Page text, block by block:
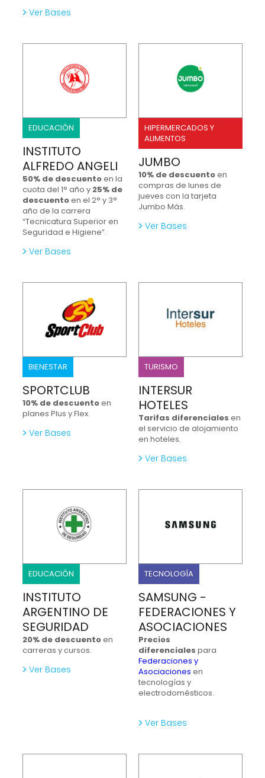
Ver Bases
EDUCACIÓN
INSTITUTO
ALFREDO ANGELI
50% de descuentoen la
cuota del 1° año y 25% de
descuentoen el 2° y 3°
año de la carrera
“Tecnicatura Superior en
Seguridad e Higiene”.
Ver Bases
HIPERMERCADOS Y
ALIMENTOS
JUMBO
10% de descuentoen
compras de lunes de
jueves con la tarjeta
Jumbo Más.
Ver Bases
BIENESTAR
SPORTCLUB
10% de descuentoen
planes Plus y Flex.
Ver Bases
TURISMO
INTERSUR
HOTELES
Tarifas diferenciales en
el servicio de alojamiento
en hoteles.
Ver Bases
EDUCACIÓN
INSTITUTO
ARGENTINO DE
SEGURIDAD
20% de descuentoen
carreras y cursos.
Ver Bases
TECNOLOGÍA
SAMSUNG -
FEDERACIONES Y
ASOCIACIONES
Precios
diferenciales para
Federaciones y
Asociaciones en
tecnologías y
electrodomésticos.
Ver Bases